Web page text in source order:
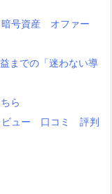
暗号資産 オファー
までの「迷わない導
ら
ビュー 口コミ 評判